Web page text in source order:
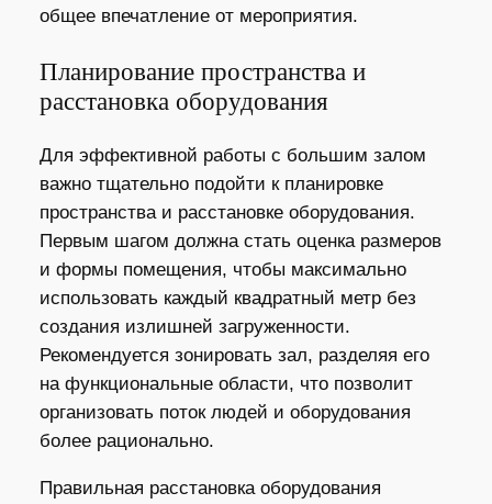
общее впечатление от мероприятия.
Планирование пространства и
расстановка оборудования
Для эффективной работы с большим залом
важно тщательно подойти к планировке
пространства и расстановке оборудования.
Первым шагом должна стать оценка размеров
и формы помещения, чтобы максимально
использовать каждый квадратный метр без
создания излишней загруженности.
Рекомендуется зонировать зал, разделяя его
на функциональные области, что позволит
организовать поток людей и оборудования
более рационально.
Правильная расстановка оборудования